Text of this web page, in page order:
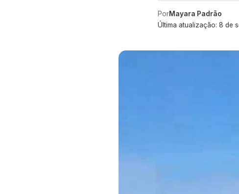
Última atualização: 8 de
PorMayara Padrão